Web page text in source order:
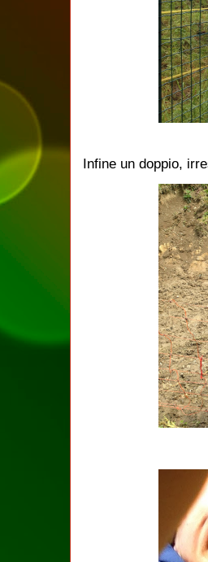
Infine un doppio,